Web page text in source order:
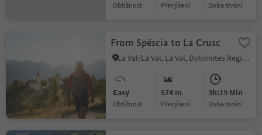
Obtížnost Převýšení doba trvání
From Spëscia to La Crusc
La Val/La Val, La Val, Dolomites Region Alta Badia
Easy
Obtížnost
574 m
Převýšení
3h:19 Min
doba trvání